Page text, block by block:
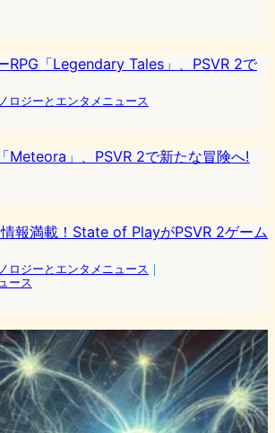
RPG「Legendary Tales」、PSVR 2で
ロジーとエンタメニュース
Meteora」、PSVR 2で新たな冒険へ!
報満載！State of PlayがPSVR 2ゲーム
ロジーとエンタメニュース ｜
ース